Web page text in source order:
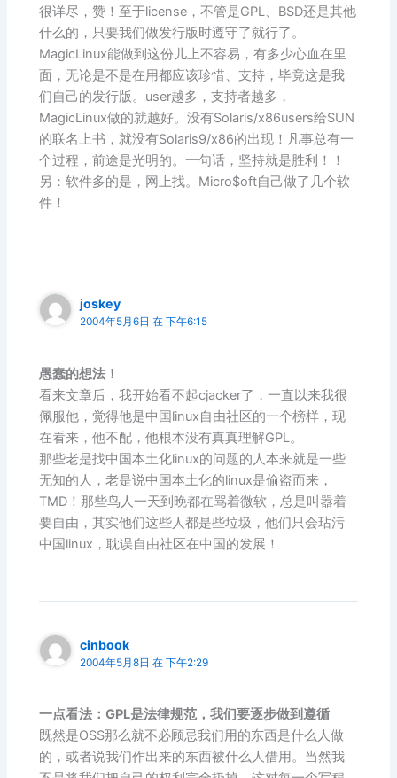
很详尽，赞！至于license，不管是GPL、BSD还是其他
什么的，只要我们做发行版时遵守了就行了。
MagicLinux能做到这份儿上不容易，有多少心血在里
面，无论是不是在用都应该珍惜、支持，毕竟这是我
们自己的发行版。user越多，支持者越多，
MagicLinux做的就越好。没有Solaris/x86users给SUN
的联名上书，就没有Solaris9/x86的出现！凡事总有一
个过程，前途是光明的。一句话，坚持就是胜利！！
另：软件多的是，网上找。Micro$oft自己做了几个软
件！
joskey
2004年5月6日 在 下午6:15
愚蠢的想法！
看来文章后，我开始看不起cjacker了，一直以来我很
佩服他，觉得他是中国linux自由社区的一个榜样，现
在看来，他不配，他根本没有真真理解GPL。
那些老是找中国本土化linux的问题的人本来就是一些
无知的人，老是说中国本土化的linux是偷盗而来，
TMD！那些鸟人一天到晚都在骂着微软，总是叫嚣着
要自由，其实他们这些人都是些垃圾，他们只会玷污
中国linux，耽误自由社区在中国的发展！
cinbook
2004年5月8日 在 下午2:29
一点看法：GPL是法律规范，我们要逐步做到遵循
既然是OSS那么就不必顾忌我们用的东西是什么人做
的，或者说我们作出来的东西被什么人借用。当然我